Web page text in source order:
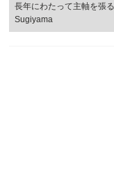
長年にわたって主軸を張
Sugiyama